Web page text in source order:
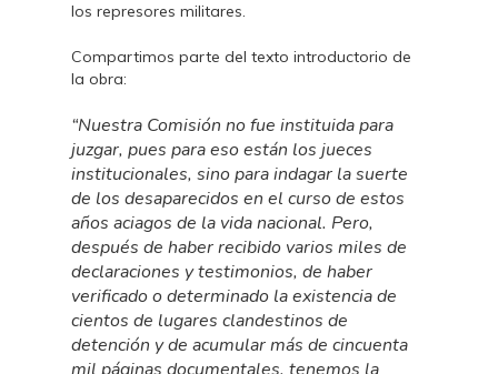
los represores militares.
Compartimos parte del texto introductorio de
la obra:
“Nuestra Comisión no fue instituida para
juzgar, pues para eso están los jueces
institucionales, sino para indagar la suerte
de los desaparecidos en el curso de estos
años aciagos de la vida nacional. Pero,
después de haber recibido varios miles de
declaraciones y testimonios, de haber
verificado o determinado la existencia de
cientos de lugares clandestinos de
detención y de acumular más de cincuenta